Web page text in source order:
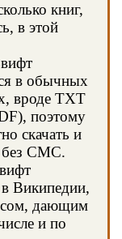
книг,
в этой
в обычных
вроде TXT
поэтому
скачать и
без СМС.
Википедии,
дающим
и по